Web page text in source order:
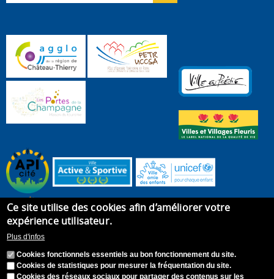
Ce site utilise des cookies afin d’améliorer votre
expérience utilisateur.
Plus d'infos
Cookies fonctionnels essentiels au bon fonctionnement du site.
Cookies de statistiques pour mesurer la fréquentation du site.
Cookies des réseaux sociaux pour partager des contenus sur les